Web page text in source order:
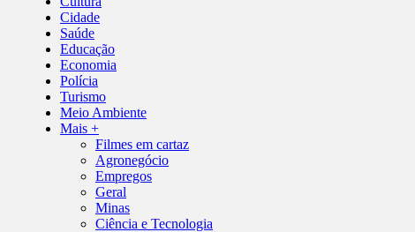
Cidade
Saúde
Educação
Economia
Polícia
Turismo
Meio Ambiente
Mais +
Filmes em cartaz
Agronegócio
Empregos
Geral
Minas
Ciência e Tecnologia